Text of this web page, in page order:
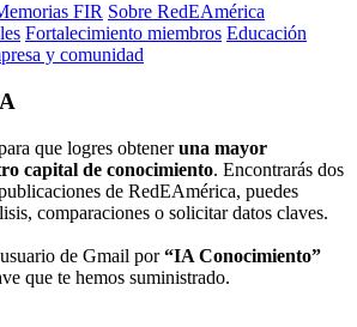
FIR Sobre RedEAmérica
Fortalecimiento miembros Educación
y comunidad
que logres obteneruna mayor
capital de conocimiento. Encontrarás dos
de RedEAmérica, puedes
comparaciones o solicitar datos claves.
de Gmail por“IA Conocimiento”
que te hemos suministrado.